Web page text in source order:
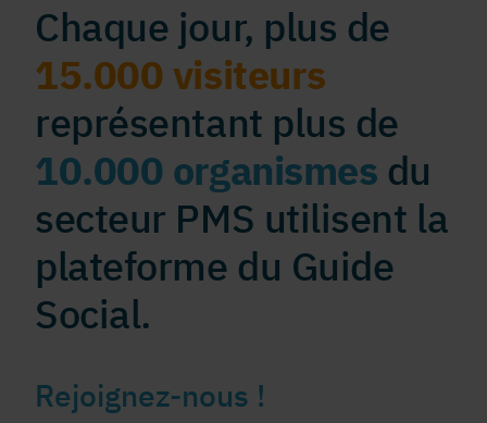
Chaque jour, plus de
15.000 visiteurs
représentant plus de
10.000 organismes du
secteur PMS utilisent la
plateforme du Guide
Social.
Rejoignez-nous !